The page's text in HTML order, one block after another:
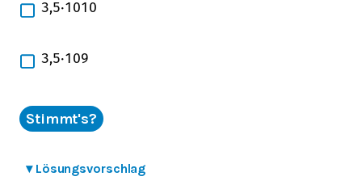
3,5⋅1010
3,5⋅109
Stimmt's?
▾ Lösungsvorschlag